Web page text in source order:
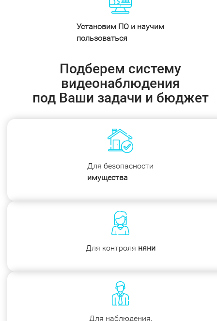
Установим ПО и научим
пользоваться
Подберем систему
видеонаблюдения
под Ваши задачи и бюджет
Для безопасности
имущества
Для контроля няни
Для наблюдения,